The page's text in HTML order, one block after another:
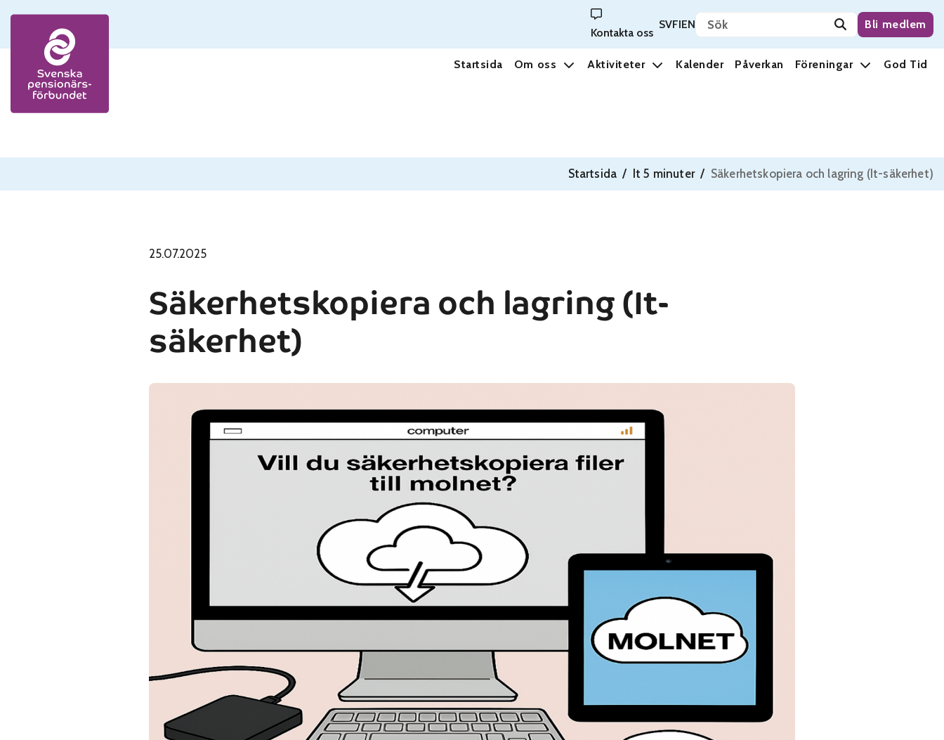
Skip to content
Kontakta oss
Svenska
SVSuomi
FIEnglish
ENSök på sidan Bli medlem
Startsida Om oss Aktiviteter Kalender Påverkan Föreningar God Tid
Startsida / It 5 minuter / Säkerhetskopiera och lagring (It-säkerhet)
25.07.2025
Säkerhetskopiera och lagring (It-
säkerhet)